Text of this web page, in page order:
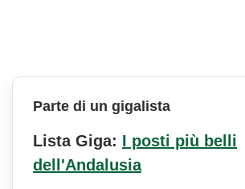
Parte di un gigalista
Lista Giga: I posti più belli
dell'Andalusia